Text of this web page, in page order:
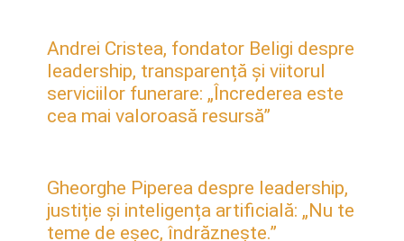
Andrei Cristea, fondator Beligi despre
leadership, transparență și viitorul
serviciilor funerare: „Încrederea este
cea mai valoroasă resursă”
Gheorghe Piperea despre leadership,
justiție și inteligența artificială: „Nu te
teme de eșec, îndrăznește.”